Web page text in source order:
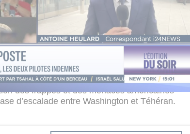
contre des infrastructures énergétiques
directement, tout en laissant planer la
si nous le voulions, a-t-il déclaré. Il a
Unis avaient réussi à maintenir la circulation
indiquant que 22 navires avaient traversé la
de système radar iranien opérationnel.
selon lesquelles un accord nucléaire serait sur le
des frappes et des menaces américaines
d’escalade entre Washington et Téhéran.